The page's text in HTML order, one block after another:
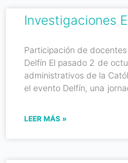
Investigaciones
Participación de
Delfín El pasado 2 de
administrativos de la
el evento Delfín, una
LEER MÁS »